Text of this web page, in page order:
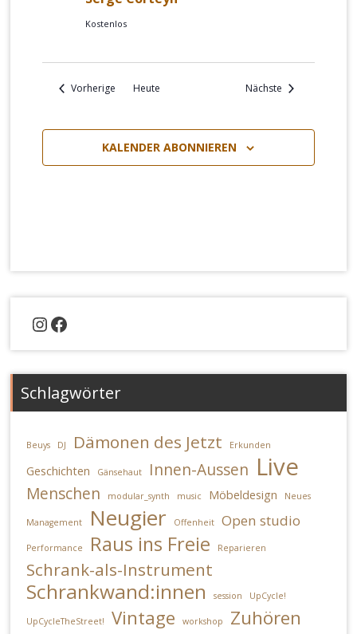
Kostenlos
Vorherige Veranstaltungen
Heute NächsteVeranstaltungen
KALENDER ABONNIEREN
Instagram
Facebook
Schlagwörter
Beuys DJ Dämonen des Jetzt Erkunden
Geschichten Gänsehaut Innen-Aussen Live
Menschen modular_synth music Möbeldesign Neues
Management Neugier Offenheit Open studio
Performance Raus ins Freie Reparieren
Schrank-als-Instrument
Schrankwand:innen session UpCycle!
UpCycleTheStreet! Vintage workshop Zuhören